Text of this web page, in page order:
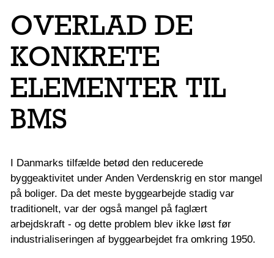
OVERLAD DE
KONKRETE
ELEMENTER TIL
BMS
I Danmarks tilfælde betød den reducerede
byggeaktivitet under Anden Verdenskrig en stor mangel
på boliger. Da det meste byggearbejde stadig var
traditionelt, var der også mangel på faglært
arbejdskraft - og dette problem blev ikke løst før
industrialiseringen af byggearbejdet fra omkring 1950.